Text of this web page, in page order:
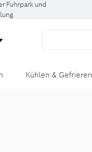
Fuhrpark und
Kühlen & Gefrieren